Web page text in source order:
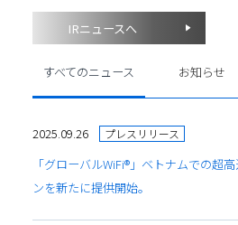
IRニュースへ
すべてのニュース お知らせ
2025.09.26 プレスリリース
「グローバルWiFi®」ベトナムでの超
ンを新たに提供開始。